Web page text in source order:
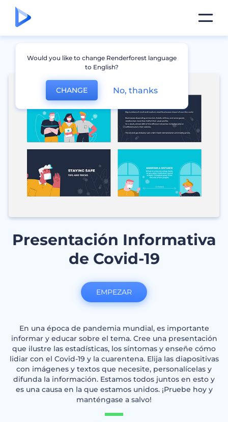
Presentación Informativa
de Covid-19
En una época de pandemia mundial, es importante
informar y educar sobre el tema. Cree una presentación
que ilustre las estadísticas, los síntomas y enseñe cómo
lidiar con el Covid-19 y la cuarentena. Elija las diapositivas
con imágenes y textos que necesite, personalícelas y
difunda la información. Estamos todos juntos en esto y
es una causa en la que estamos unidos. ¡Pruebe hoy y
manténgase a salvo!
EMPEZAR
Would you like to change Renderforest language
to English?
CHANGE No, thanks